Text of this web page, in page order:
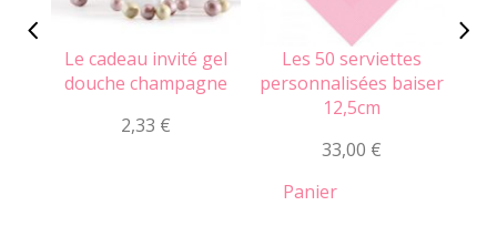
Le cadeau invité gel
douche champagne
2,33 €
Les 50 serviettes
personnalisées baiser
12,5cm
33,00 €
Panier